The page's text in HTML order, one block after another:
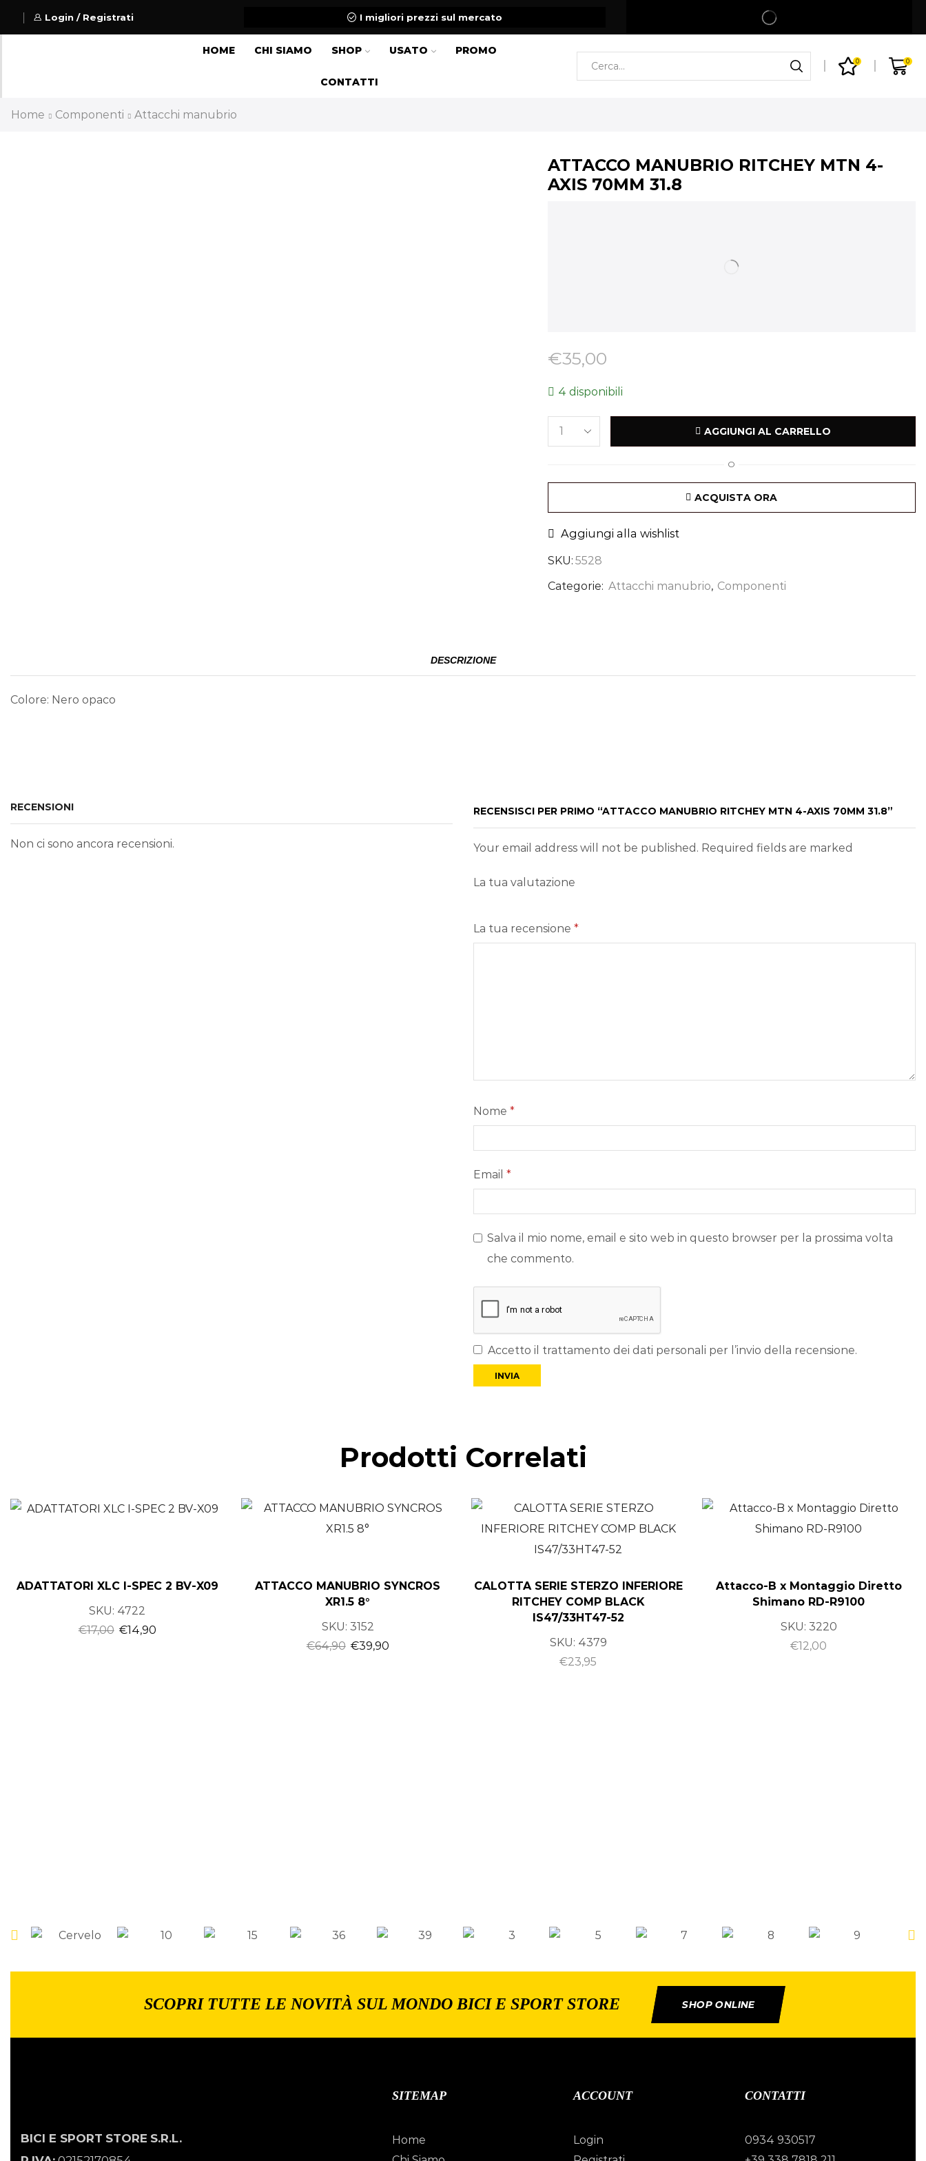
Login / Registrati I migliori prezzi sul mercato Spedizione gratuita per ordini superiori a 99€
HOME CHI SIAMO SHOP USATO PROMO
CONTATTI
0 0
Home Componenti Attacchi manubrio
ATTACCO MANUBRIO RITCHEY MTN 4-
AXIS 70MM 31.8
€35,00
4 disponibili
AGGIUNGI AL CARRELLO
O
ACQUISTA ORA
Aggiungi alla wishlist
SKU: 5528
Categorie: Attacchi manubrio, Componenti
DESCRIZIONE
Colore: Nero opaco
RECENSIONI
Non ci sono ancora recensioni.
RECENSISCI PER PRIMO “ATTACCO MANUBRIO RITCHEY MTN 4-AXIS 70MM 31.8”
Your email address will not be published. Required fields are marked
La tua valutazione
La tua recensione *
Nome *
Email *
Salva il mio nome, email e sito web in questo browser per la prossima volta
che commento.
Accetto il trattamento dei dati personali per l’invio della recensione.
Prodotti Correlati
ADATTATORI XLC I-SPEC 2 BV-X09
SKU: 4722
€17,00 €14,90
ATTACCO MANUBRIO SYNCROS
XR1.5 8°
SKU: 3152
€64,90 €39,90
CALOTTA SERIE STERZO INFERIORE
RITCHEY COMP BLACK
IS47/33HT47-52
SKU: 4379
€23,95
Attacco-B x Montaggio Diretto
Shimano RD-R9100
SKU: 3220
€12,00
SCOPRI TUTTE LE NOVITÀ SUL MONDO BICI E SPORT STORE SHOP ONLINE
BICI E SPORT STORE S.R.L.
SITEMAP
Home
ACCOUNT
Login
CONTATTI
0934 930517